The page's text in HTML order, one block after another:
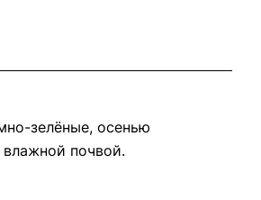
зелёные, осенью
влажной почвой.